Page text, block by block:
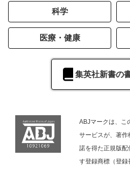
科学
医療・健康
集英社新書の
ABJマークは、こ
サービスが、著
諾を得た正規版
す登録商標（登録